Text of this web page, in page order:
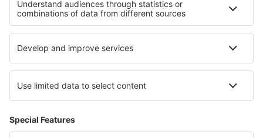
Hotely v Gorczaňský národní park Hotely v Ruse
Hotely na Barbadosu Hotely v Chrudimsku - Hlinecku
Hotely v San Andrés y Providencia